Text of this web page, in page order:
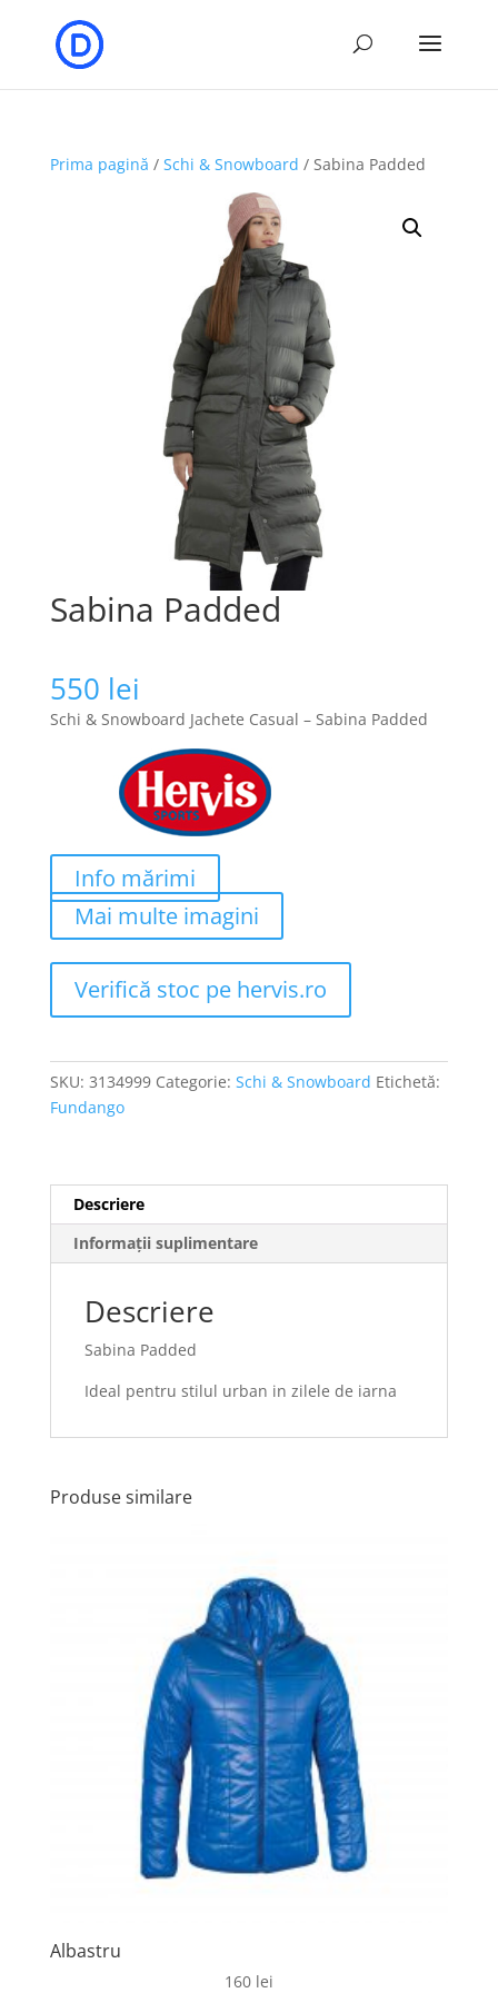
Prima pagină / Schi & Snowboard / Sabina Padded
Sabina Padded
550 lei
Schi & Snowboard Jachete Casual – Sabina Padded
Info mărimi
Mai multe imagini
Verifică stoc pe hervis.ro
SKU: 3134999 Categorie: Schi & Snowboard Etichetă:
Fundango
Descriere
Informații suplimentare
Descriere
Sabina Padded
Ideal pentru stilul urban in zilele de iarna
Produse similare
Albastru
160 lei